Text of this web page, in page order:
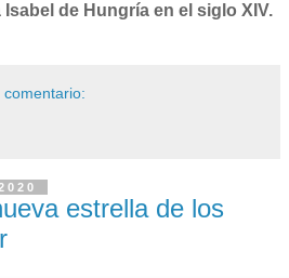
Isabel de Hungría en el siglo XIV.
comentario:
estrella de los